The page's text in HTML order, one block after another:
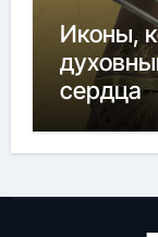
Иконы,
сердца